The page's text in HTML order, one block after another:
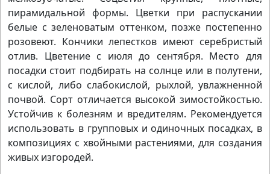
пирамидальной формы. Цветки при распускании
белые с зеленоватым оттенком, позже постепенно
розовеют. Кончики лепестков имеют серебристый
отлив. Цветение с июля до сентября. Место для
посадки стоит подбирать на солнце или в полутени,
с кислой, либо слабокислой, рыхлой, увлажненной
почвой. Сорт отличается высокой зимостойкостью.
Устойчив к болезням и вредителям. Рекомендуется
использовать в групповых и одиночных посадках, в
композициях с хвойными растениями, для создания
живых изгородей.